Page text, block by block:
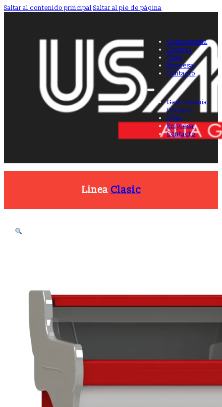
Saltar al contenido principal Saltar al pie de página
Gastronomía
Cocinas
Ollas
Empresa
Contacto
Gastronomía
Cocinas
Ollas
Empresa
Contacto
Linea Clasic